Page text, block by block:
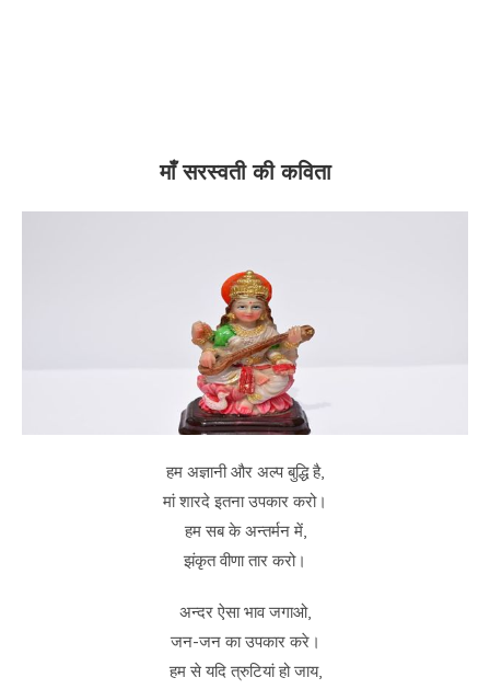
माँ सरस्वती की कविता
हम अज्ञानी और अल्प बुद्धि है,
मां शारदे इतना उपकार करो।
हम सब के अन्तर्मन में,
झंकृत वीणा तार करो।
अन्दर ऐसा भाव जगाओ,
जन-जन का उपकार करे।
हम से यदि त्रुटियां हो जाय,